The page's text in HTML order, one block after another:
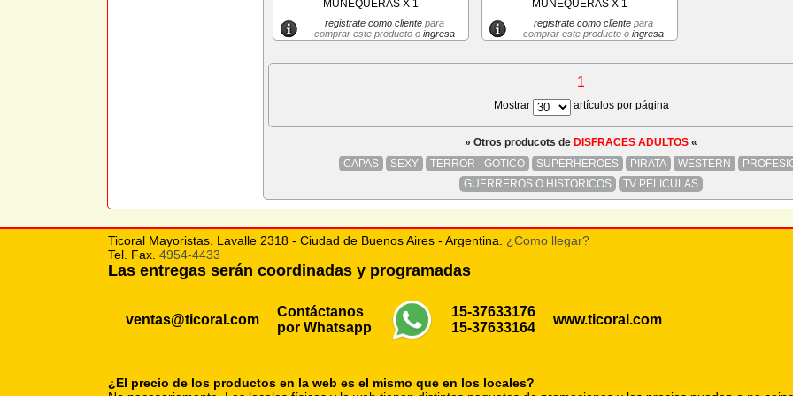
MUÑEQUERAS X 1
registrate como clientepara
comprar este producto o ingresa
MUÑEQUERAS X 1
registrate como clientepara
comprar este producto o ingresa
1
Mostrar artículos por página
» Otros producots de DISFRACES ADULTOS «
CAPAS
SEXY TERROR - GOTICO SUPERHEROES PIRATA WESTERN
GUERREROS O HISTORICOS
TV PELICULAS
Ticoral Mayoristas. Lavalle 2318 - Ciudad de Buenos Aires - Argentina. ¿Como llegar?
Tel. Fax. 4954-4433
Las entregas serán coordinadas y programadas
ventas@ticoral.com
Contáctanos
por Whatsapp
15-37633176
15-37633164
www.ticoral.com
¿El precio de los productos en la web es el mismo que en los locales?